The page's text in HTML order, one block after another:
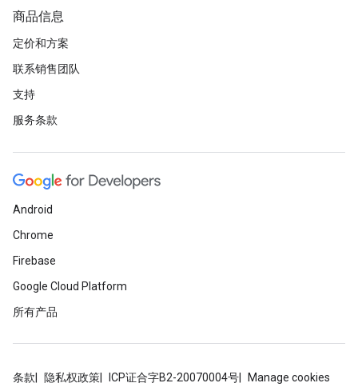
商品信息
定价和方案
联系销售团队
支持
服务条款
Android
Chrome
Firebase
Google Cloud Platform
所有产品
条款 隐私权政策 ICP证合字B2-20070004号 Manage cookies